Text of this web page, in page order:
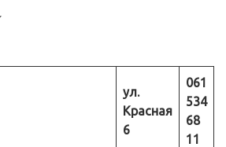
ул.
Красная
6
061
534
68
11